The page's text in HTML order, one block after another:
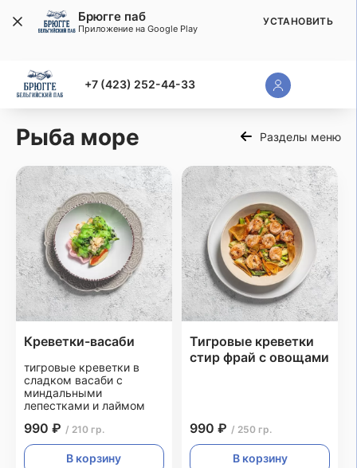
+7 (423) 252-44-33
Рыба море Разделы меню
Креветки-васаби
тигровые креветки в
сладком васаби с
миндальными
лепестками и лаймом
990 ₽ / 210 гр.
В корзину
Тигровые креветки
стир фрай с овощами
990 ₽ / 250 гр.
В корзину
Брюгге паб
Приложение на Google Play
УСТАНОВИТЬ